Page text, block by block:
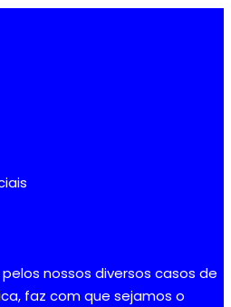
nossos diversos casos de
faz com que sejamos o